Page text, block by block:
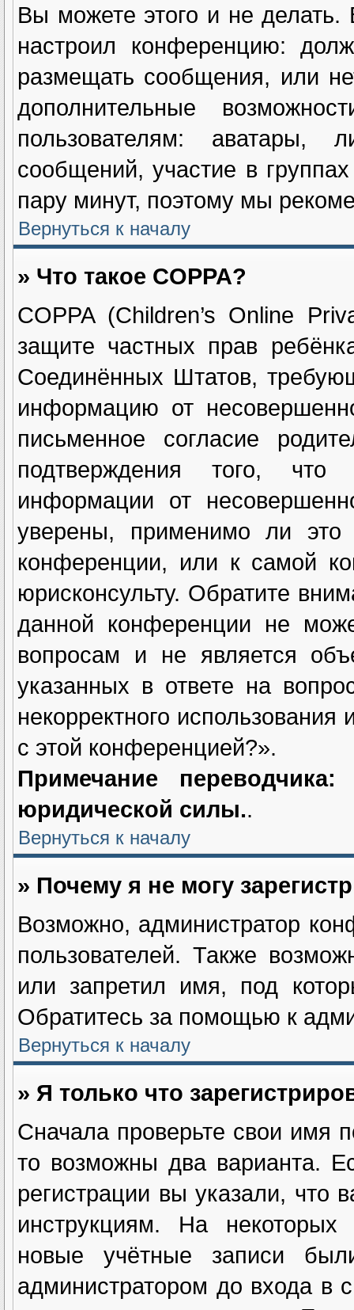
Вы можете этого и не делать.
настроил конференцию:
размещать сообщения, или
дополнительные
пользователям: аватары,
сообщений, участие в
пару минут, поэтому мы
Вернуться к началу
» Что такое COPPA?
COPPA (Children’s Online
защите частных прав
Соединённых Штатов,
информацию от
письменное согласие
подтверждения того,
информации от
уверены, применимо ли
конференции, или к самой
юрисконсульту. Обратите
данной конференции не
вопросам и не является
указанных в ответе на
некорректного
с этой конференцией?».
Примечание
юридической силы..
Вернуться к началу
» Почему я не могу
Возможно, администратор
пользователей. Также
или запретил имя, под
Обратитесь за помощью к
Вернуться к началу
» Я только что
Сначала проверьте свои имя
то возможны два варианта.
регистрации вы указали, что
инструкциям. На
новые учётные записи
администратором до входа в